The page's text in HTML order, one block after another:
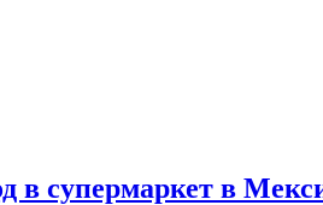
в супермаркет в